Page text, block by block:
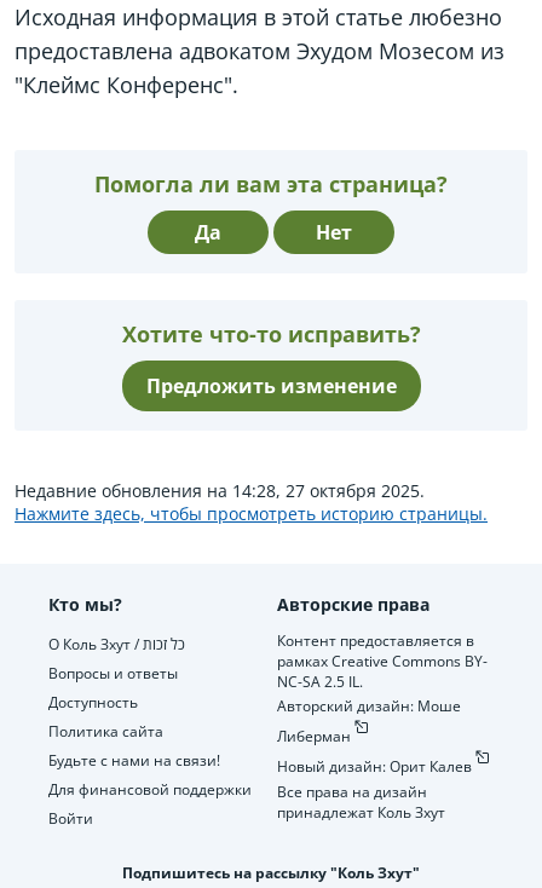
Исходная информация в этой статье любезно
предоставлена адвокатом Эхудом Мозесом из
"Клеймс Конференс".
Помогла ли вам эта страница?
Да Нет
Хотите что-то исправить?
Предложить изменение
Недавние обновления на 14:28, 27 октября 2025.
Нажмите здесь, чтобы просмотреть историю страницы.
Кто мы?
О Коль Зхут / כל זכות
Вопросы и ответы
Доступность
Политика сайта
Будьте с нами на связи!
Для финансовой поддержки
Войти
Авторские права
Контент предоставляется в
рамках Creative Commons BY-
NC-SA 2.5 IL.
Авторский дизайн: Моше
Либерман
Новый дизайн: Орит Калев
Все права на дизайн
принадлежат Коль Зхут
Подпишитесь на рассылку "Коль Зхут"